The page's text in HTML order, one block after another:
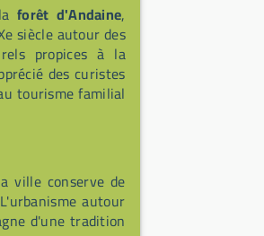
forêt d'Andaine,
siècle autour des
propices à la
des curistes
tourisme familial
ville conserve de
autour
d'une tradition